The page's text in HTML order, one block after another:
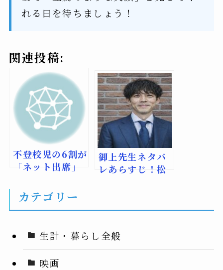
れる日を待ちましょう！
関連投稿:
不登校児の6割が
「ネット出席」
ネット調査で判
明 周知不足で
御上先生ネタバ
レあらすじ！松
カテゴリー
生計・暮らし全般
映画